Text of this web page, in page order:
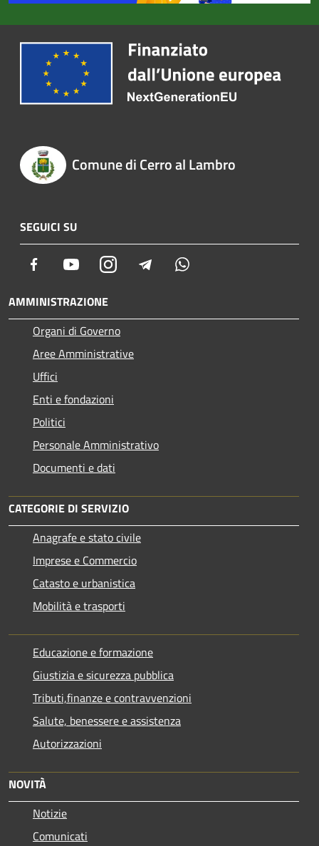
Comune di Cerro al Lambro
SEGUICI SU
Facebook YoutubeInstagram Telegram
AMMINISTRAZIONE
Organi di Governo
Aree Amministrative
Uffici
Enti e fondazioni
Politici
Personale Amministrativo
Documenti e dati
CATEGORIE DI SERVIZIO
Anagrafe e stato civile
Imprese e Commercio
Catasto e urbanistica
Mobilità e trasporti
Educazione e formazione
Giustizia e sicurezza pubblica
Tributi,finanze e contravvenzioni
Salute, benessere e assistenza
Autorizzazioni
NOVITÀ
Notizie
Comunicati